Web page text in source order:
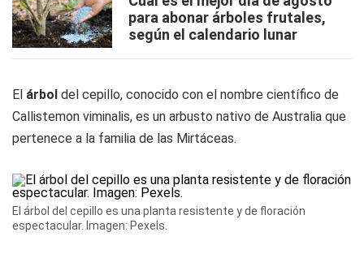
para abonar árboles frutales,
según el calendario lunar
El árbol del cepillo, conocido con el nombre científico de
Callistemon viminalis, es un arbusto nativo de Australia que
pertenece a la familia de las Mirtáceas.
El árbol del cepillo es una planta resistente y de floración
espectacular. Imagen: Pexels.